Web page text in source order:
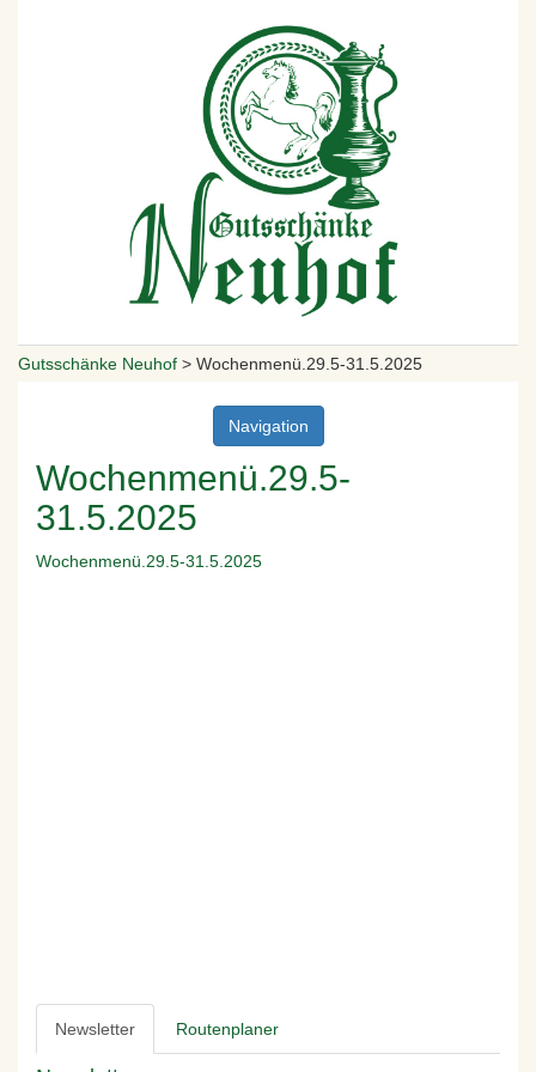
Gutsschänke Neuhof > Wochenmenü.29.5-31.5.2025
Navigation
Wochenmenü.29.5-
31.5.2025
Wochenmenü.29.5-31.5.2025
Newsletter Routenplaner